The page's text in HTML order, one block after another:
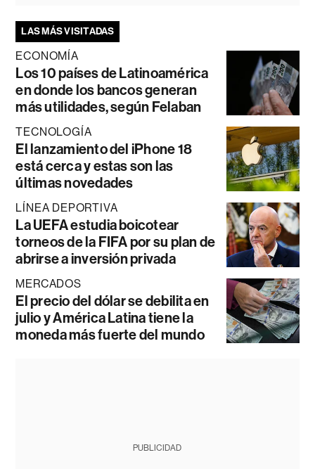
LAS MÁS VISITADAS
ECONOMÍA
Los 10 países de Latinoamérica
en donde los bancos generan
más utilidades, según Felaban
TECNOLOGÍA
El lanzamiento del iPhone 18
está cerca y estas son las
últimas novedades
LÍNEA DEPORTIVA
La UEFA estudia boicotear
torneos de la FIFA por su plan de
abrirse a inversión privada
MERCADOS
El precio del dólar se debilita en
julio y América Latina tiene la
moneda más fuerte del mundo
PUBLICIDAD